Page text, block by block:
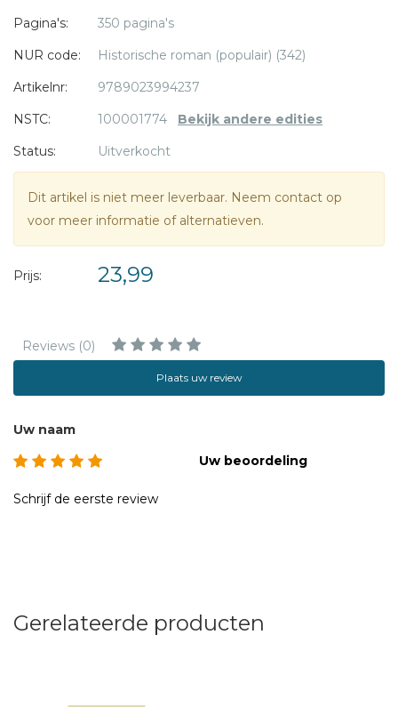
anderen dat zo besloten hadden. Het verhaal van de
verdwenen joodse gemeenschap van Nijkerk komt
Pagina's:
350 pagina's
NUR code:
Historische roman (populair) (342)
Artikelnr:
9789023994237
NSTC:
100001774 Bekijk andere edities
Status:
Uitverkocht
Dit artikel is niet meer leverbaar. Neem contact op
voor meer informatie of alternatieven.
Prijs: 23,99
Reviews (0)
Plaats uw review
Uw naam
Uw beoordeling
Schrijf de eerste review
Gerelateerde producten